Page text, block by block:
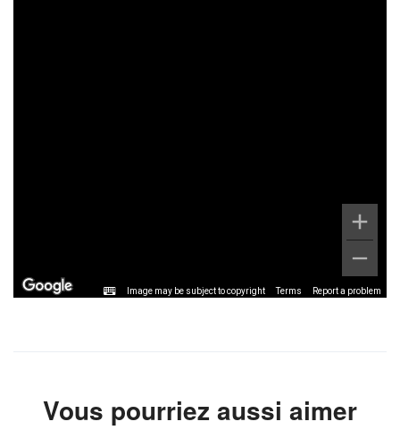
Image may be subject to copyright Terms Report a problem
Vous pourriez aussi aimer